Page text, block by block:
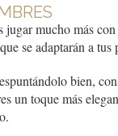
jugar mucho más
se adaptarán a tus
bien,
un toque más